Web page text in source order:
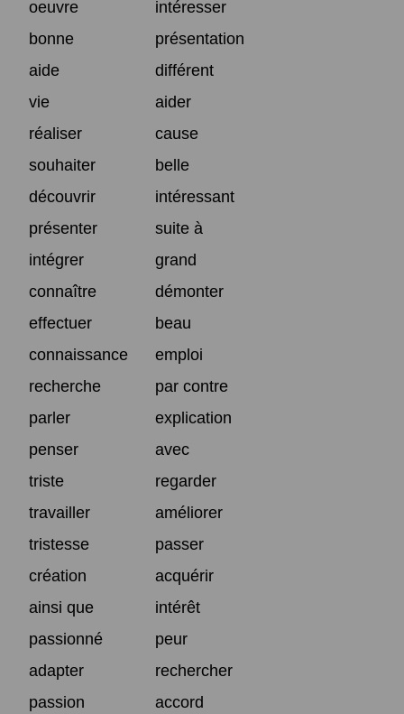
oeuvre
intéresser
bonne
présentation
aide
différent
vie
aider
réaliser
cause
souhaiter
belle
découvrir
intéressant
présenter
suite à
intégrer
grand
connaître
démonter
effectuer
beau
connaissance
emploi
recherche
par contre
parler
explication
penser
avec
triste
regarder
travailler
améliorer
tristesse
passer
création
acquérir
ainsi que
intérêt
passionné
peur
adapter
rechercher
passion
accord